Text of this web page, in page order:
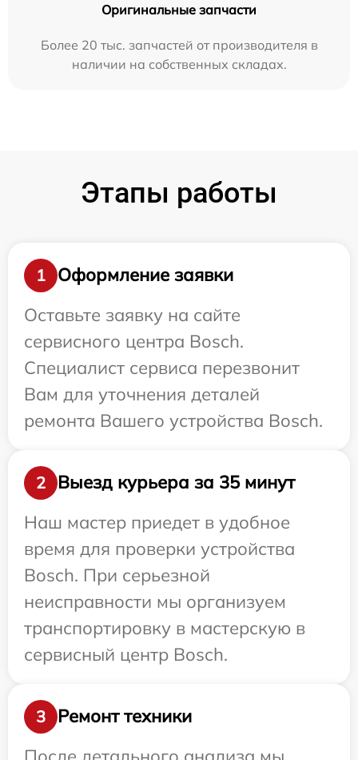
Оригинальные запчасти
Более 20 тыс. запчастей от производителя в
наличии на собственных складах.
Этапы работы
1
Оформление заявки
Оставьте заявку на сайте
сервисного центра Bosch.
Специалист сервиса перезвонит
Вам для уточнения деталей
ремонта Вашего устройства Bosch.
2
Выезд курьера за 35 минут
Наш мастер приедет в удобное
время для проверки устройства
Bosch. При серьезной
неисправности мы организуем
транспортировку в мастерскую в
сервисный центр Bosch.
3
Ремонт техники